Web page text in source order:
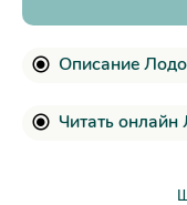
Описание
Читать